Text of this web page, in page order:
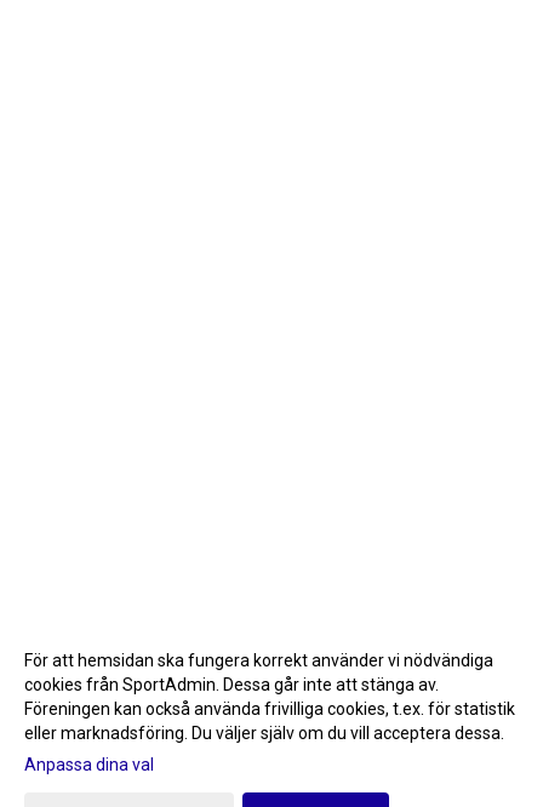
Gå till Webbversion
För att hemsidan ska fungera korrekt använder vi nödvändiga
cookies från SportAdmin. Dessa går inte att stänga av.
Föreningen kan också använda frivilliga cookies, t.ex. för statistik
eller marknadsföring. Du väljer själv om du vill acceptera dessa.
Anpassa dina val